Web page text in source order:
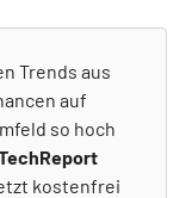
Trends aus
auf
so hoch
kostenfrei